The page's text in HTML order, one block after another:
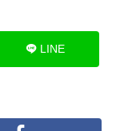
LINE